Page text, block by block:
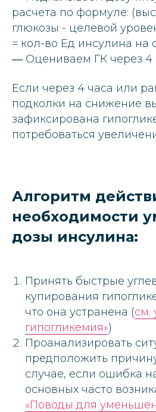
расчета по формуле:
глюкозы - целевой
= кол-во Ед инсулина на
― Оцениваем ГК через 4
Если через 4 часа или
подколки на снижение
зафиксирована
потребоваться
Алгоритм
необходимости
дозы инсулина:
Принять быстрые
купирования
что она устранена (см.
гипогликемия»)
Проанализировать
предположить
случае, если ошибка
основных часто
«Поводы для